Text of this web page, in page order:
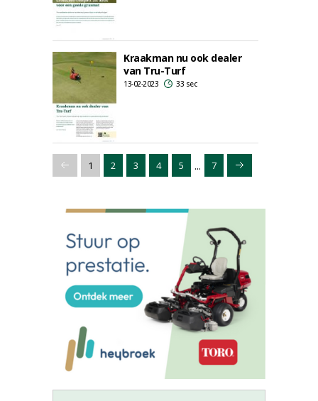
Kraakman nu ook dealer
van Tru-Turf
13-02-2023 33 sec
1 2 3 4 5 ... 7